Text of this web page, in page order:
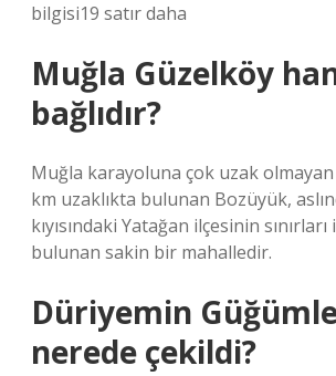
bilgisi19 satır daha
Muğla Güzelköy
bağlıdır?
Muğla karayoluna çok uzak olmayan
km uzaklıkta bulunan Bozüyük,
kıyısındaki Yatağan ilçesinin
bulunan sakin bir mahalledir.
Düriyemin
nerede çekildi?